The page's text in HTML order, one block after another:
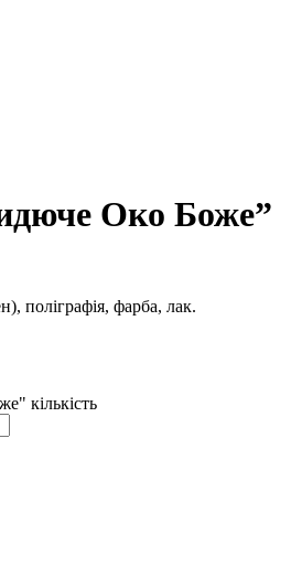
Око Боже”
поліграфія, фарба, лак.
кількість